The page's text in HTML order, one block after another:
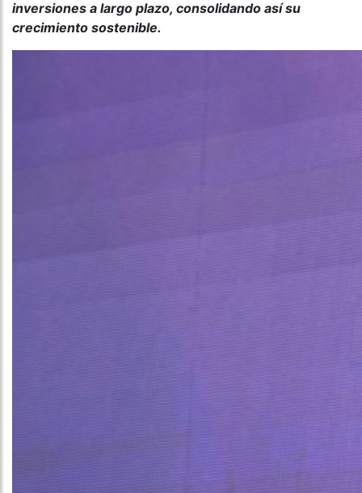
inversiones a largo plazo, consolidando así su
crecimiento sostenible.